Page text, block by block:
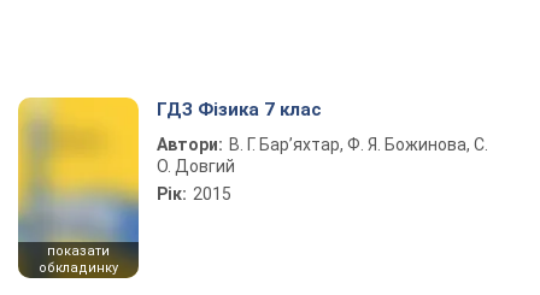
показати
обкладинку
ГДЗ Фізика 7 клас
Автори: В. Г. Бар’яхтар, Ф. Я. Божинова, С.
О. Довгий
Рік: 2015